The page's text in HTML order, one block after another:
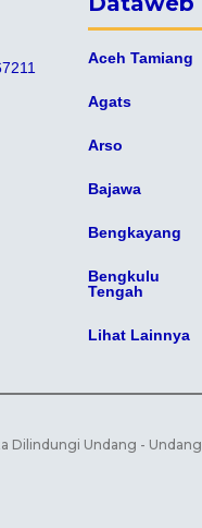
Aceh Tamiang
Agats
Arso
Bajawa
Bengkayang
Bengkulu
Tengah
Lihat Lainnya
Dilindungi Undang - Undang